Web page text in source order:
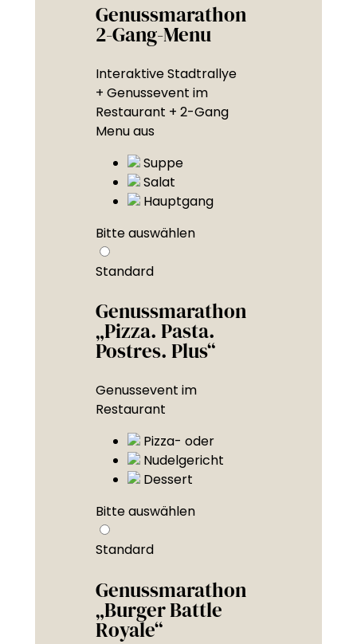
Genussmarathon
2-Gang-Menu
Interaktive Stadtrallye
+ Genussevent im
Restaurant + 2-Gang
Menu aus
Suppe
Salat
Hauptgang
Bitte auswählen
Standard
Genussmarathon
„Pizza. Pasta.
Postres. Plus“
Genussevent im
Restaurant
Pizza- oder
Nudelgericht
Dessert
Bitte auswählen
Standard
Genussmarathon
„Burger Battle
Royale“